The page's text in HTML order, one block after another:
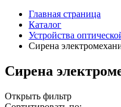
Главная страница
Каталог
Устройства
Сирена
Сирена
Открыть фильтр